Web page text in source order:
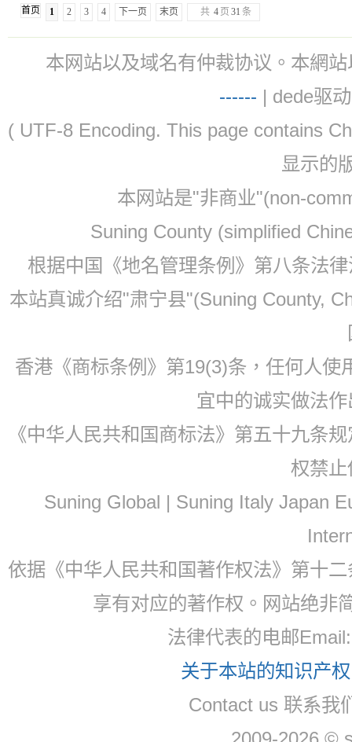
首页 1 2 3 4 下一页 末页 共 4 页 31 条
本网站以及域名有仲裁协议。本網
------ | dede驱
( UTF-8 Encoding. This page contains
显示的
本网站是"非商业"(non-
Suning County (simplified
根据中国《地名管理条例》第八条法
本站真诚介绍"肃宁县"(Suning County,
香港《商标条例》第19(3)条，任何人
宜中的诚实做法
《中华人民共和国商标法》第五十九条
权禁
Suning Global | Suning Italy Japan
依据《中华人民共和国著作权法》第十
享有对应的著作权。网站绝非
法律代表的电邮
关于本站的知识产
Contact us 联系我